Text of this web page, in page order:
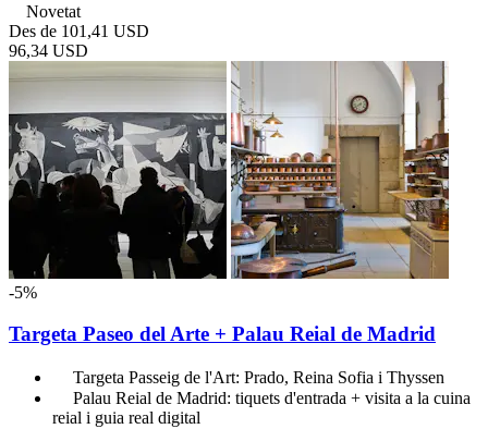
Novetat
Des de 101,41 USD
96,34 USD
-5%
Targeta Paseo del Arte + Palau Reial de Madrid
Targeta Passeig de l'Art: Prado, Reina Sofia i Thyssen
Palau Reial de Madrid: tiquets d'entrada + visita a la cuina
reial i guia real digital